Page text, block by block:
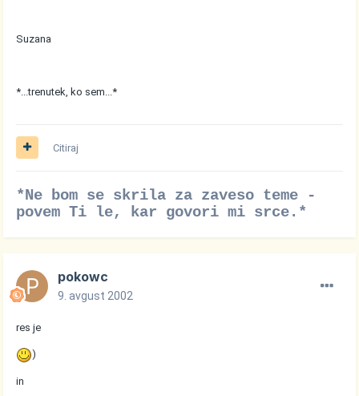
Suzana
*...trenutek, ko sem...*
Citiraj
*Ne bom se skrila za zaveso teme -
povem Ti le, kar govori mi srce.*
pokowc
9. avgust 2002
res je
)
in